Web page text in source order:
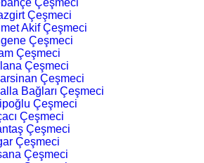
Çeşmeci
Çeşmeci
Akif Çeşmeci
Çeşmeci
Çeşmeci
Çeşmeci
Çeşmeci
Bağları Çeşmeci
Çeşmeci
Çeşmeci
Çeşmeci
Çeşmeci
Çeşmeci